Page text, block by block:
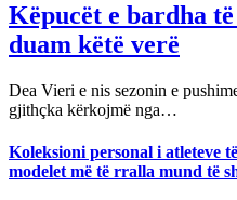
Këpucët e bardha
duam këtë verë
Dea Vieri e nis sezonin e
gjithçka kërkojmë nga…
Koleksioni personal i atleteve
modelet më të rralla mund të